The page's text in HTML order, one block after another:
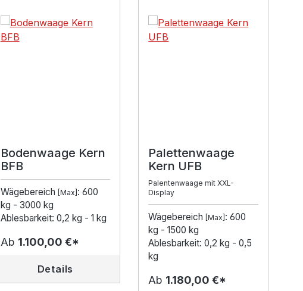
Bodenwaage Kern
BFB
Wägebereich [Max] : 600
kg - 3000 kg
Ablesbarkeit: 0,2 kg - 1 kg
Ab 1.100,00 €*
Details
Palettenwaage
Kern UFB
Palentenwaage mit XXL-
Display
Wägebereich [Max] : 600
kg - 1500 kg
Ablesbarkeit: 0,2 kg - 0,5
kg
Ab 1.180,00 €*